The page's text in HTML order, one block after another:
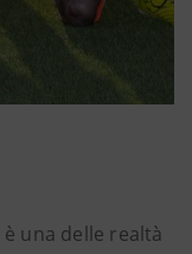
è una delle realtà